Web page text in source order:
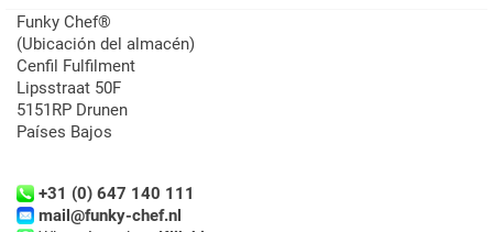
Funky Chef®
(Ubicación del almacén)
Cenfil Fulfilment
Lipsstraat 50F
5151RP Drunen
Países Bajos
+31 (0) 647 140 111
mail@funky-chef.nl